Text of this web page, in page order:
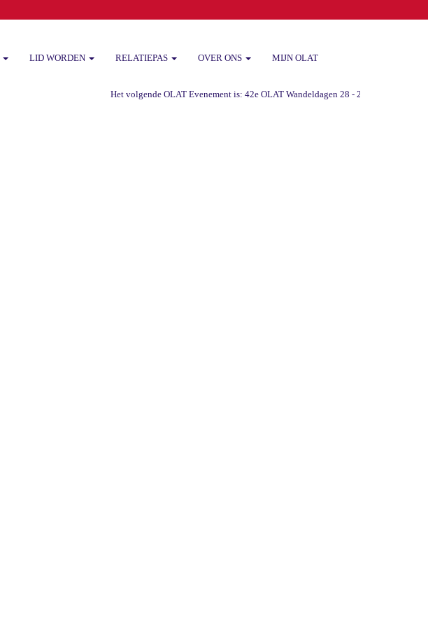
LID WORDEN RELATIEPAS OVER ONS MIJN OLAT
Het volgende OLAT Evenement is: 42e OLAT Wandeldagen 28 - 29 -30 augustus